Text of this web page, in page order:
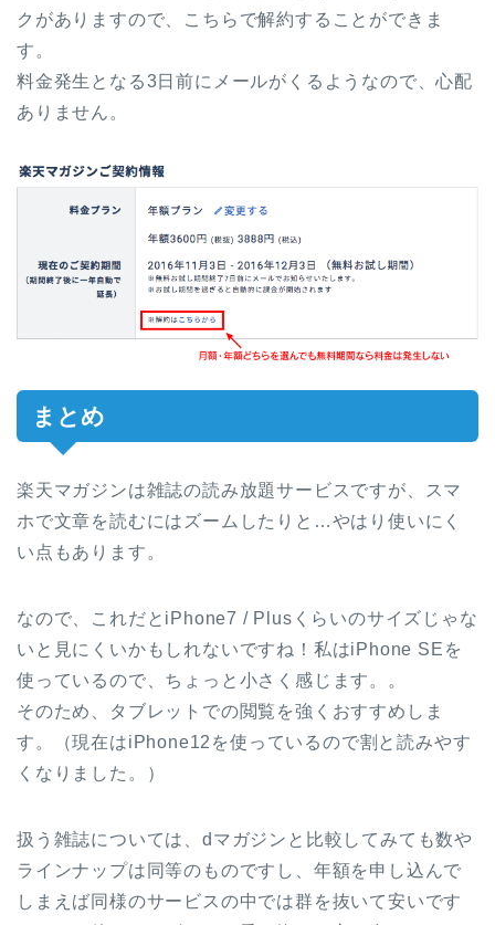
クがありますので、こちらで解約することができま
す。
料金発生となる3日前にメールがくるようなので、心配
ありません。
まとめ
楽天マガジンは雑誌の読み放題サービスですが、スマ
ホで文章を読むにはズームしたりと…やはり使いにく
い点もあります。
なので、これだとiPhone7 / Plusくらいのサイズじゃな
いと見にくいかもしれないですね！私はiPhone SEを
使っているので、ちょっと小さく感じます。。
そのため、タブレットでの閲覧を強くおすすめしま
す。（現在はiPhone12を使っているので割と読みやす
くなりました。）
扱う雑誌については、dマガジンと比較してみても数や
ラインナップは同等のものですし、年額を申し込んで
しまえば同様のサービスの中では群を抜いて安いです